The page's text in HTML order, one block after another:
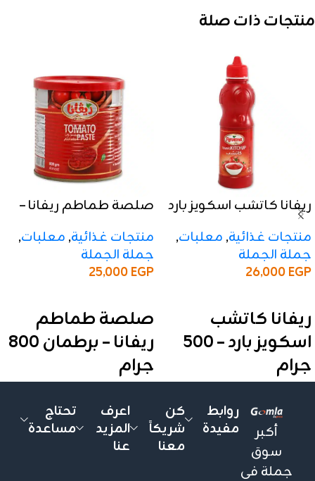
منتجات ذات صلة
ريفانا كاتشب اسكويز بارد
– 500 جرام
منتجات غذائية, معلبات,
جملة الجملة
26,000EGP
ريفانا كاتشب
اسكويز بارد – 500
جرام
500 جرام
بارد
التعبئة:الكرتونة تحتوي على
صلصة طماطم ريفانا –
منتجات غذائية, معلبات,
جملة الجملة
25,000EGP
صلصة طماطم
ريفانا – برطمان 800
جرام
الوزن:
التركيز:22–24%
أكبر
سوق
جملة فى
روابط
مفيدة
كن
شريكاً
معنا
اعرف
المزيد
عنا
تحتاج
مساعدة